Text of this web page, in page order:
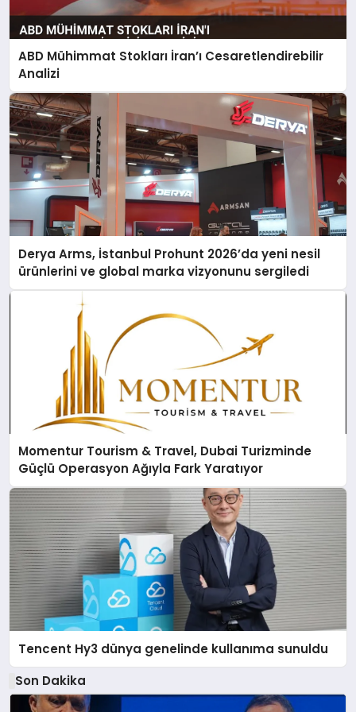
ABD Mühimmat Stokları İran’ı Cesaretlendirebilir
Analizi
Derya Arms, İstanbul Prohunt 2026’da yeni nesil
ürünlerini ve global marka vizyonunu sergiledi
Momentur Tourism & Travel, Dubai Turizminde
Güçlü Operasyon Ağıyla Fark Yaratıyor
Tencent Hy3 dünya genelinde kullanıma sunuldu
Son Dakika